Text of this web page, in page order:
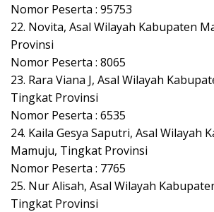
Nomor Peserta : 95753
22. Novita, Asal Wilayah Kabupaten
Provinsi
Nomor Peserta : 8065
23. Rara Viana J, Asal Wilayah
Tingkat Provinsi
Nomor Peserta : 6535
24. Kaila Gesya Saputri, Asal Wilayah
Mamuju, Tingkat Provinsi
Nomor Peserta : 7765
25. Nur Alisah, Asal Wilayah
Tingkat Provinsi